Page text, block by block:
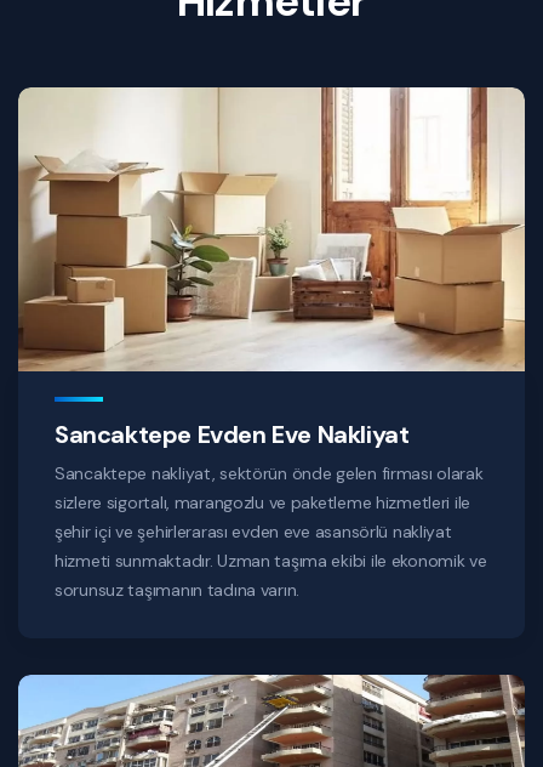
Sancaktepe Evden Eve Nakliyat
Sancaktepe nakliyat, sektörün önde gelen firması olarak
sizlere sigortalı, marangozlu ve paketleme hizmetleri ile
şehir içi ve şehirlerarası evden eve asansörlü nakliyat
hizmeti sunmaktadır. Uzman taşıma ekibi ile ekonomik ve
sorunsuz taşımanın tadına varın.